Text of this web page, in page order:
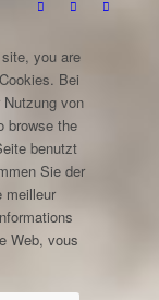
you are
Bei
von
browse the
benutzt
Sie der
meilleur
Web, vous